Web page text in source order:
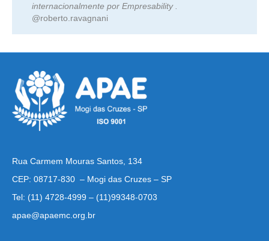
internacionalmente por Empresability .
@roberto.ravagnani
Rua Carmem Mouras Santos, 134
CEP: 08717-830 – Mogi das Cruzes – SP
Tel: (11) 4728-4999 – (11)99348-0703
apae@apaemc.org.br